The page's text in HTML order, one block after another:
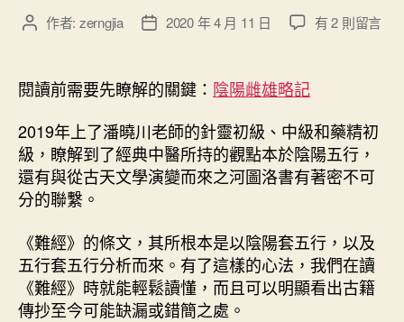
文
者
作者: zerngjia
文
佈
日
期
2020 年 4 月 11 日
在
要
（
上
）
有 2 則留言
閱讀前需要先瞭解的關鍵： 陰陽雌雄略記
2019年上了潘曉川老師的針靈初級、中級和藥精初
級，瞭解到了經典中醫所持的觀點本於陰陽五行，
還有與從古天文學演變而來之河圖洛書有著密不可
分的聯繫。
《難經》的條文，其所根本是以陰陽套五行，以及
五行套五行分析而來。有了這樣的心法，我們在讀
《難經》時就能輕鬆讀懂，而且可以明顯看出古籍
傳抄至今可能缺漏或錯簡之處。